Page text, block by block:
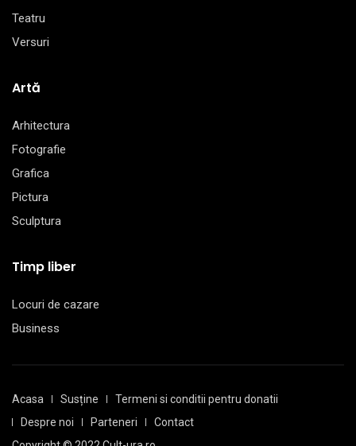
Teatru
Versuri
Artă
Arhitectura
Fotografie
Grafica
Pictura
Sculptura
Timp liber
Locuri de cazare
Business
Acasa Susține
Termeni si conditii pentru donatii
Despre noi
Parteneri
Contact